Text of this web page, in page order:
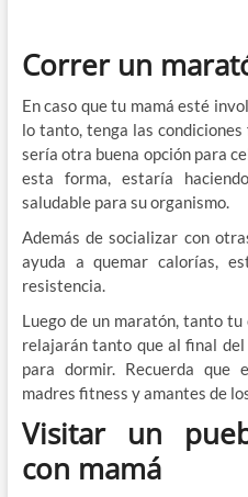
Correr un
En caso que tu mamá esté
lo tanto, tenga las
sería otra buena opción para
esta forma, estaría
saludable para su organismo.
Además de socializar con
ayuda a quemar calorías,
resistencia.
Luego de un maratón, tanto
relajarán tanto que al final
para dormir. Recuerda
madres fitness y amantes de
Visitar un
con mamá